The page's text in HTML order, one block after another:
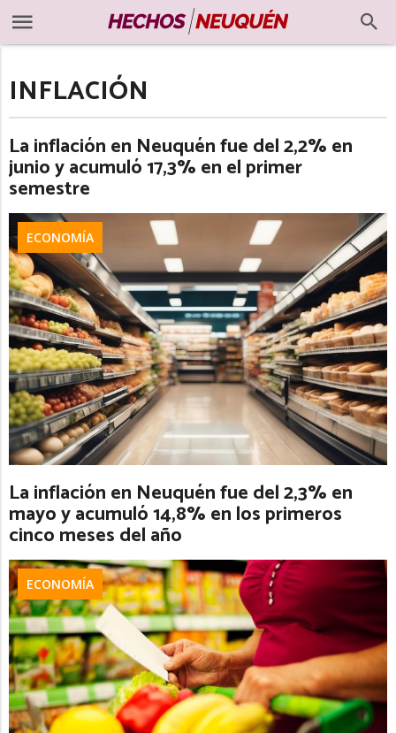
INFLACIÓN
La inflación en Neuquén fue del 2,2% en
junio y acumuló 17,3% en el primer
semestre
ECONOMÍA
La inflación en Neuquén fue del 2,3% en
mayo y acumuló 14,8% en los primeros
cinco meses del año
ECONOMÍA